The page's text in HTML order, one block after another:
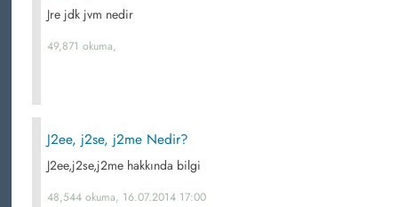
Jre jdk jvm nedir
49,871 okuma,
J2ee, j2se, j2me Nedir?
J2ee,j2se,j2me hakkında bilgi
48,544 okuma, 16.07.2014 17:00